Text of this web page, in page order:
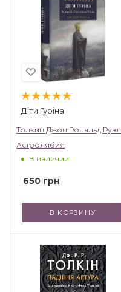
Діти Гуріна
Толкин Джон Рональд Руэл
Астролябия
В наличии
650 грн
В КОРЗИНУ